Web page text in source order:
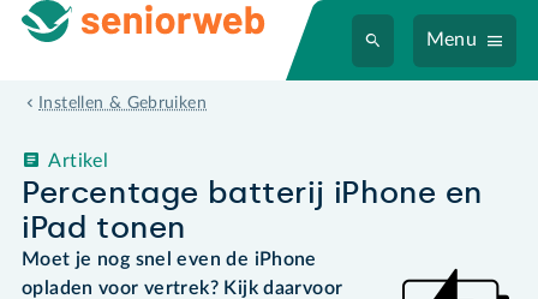
Menu
Instellen & Gebruiken
Percentage batterij iPhone en
iPad tonen
Artikel
Moet je nog snel even de iPhone
opladen voor vertrek? Kijk daarvoor